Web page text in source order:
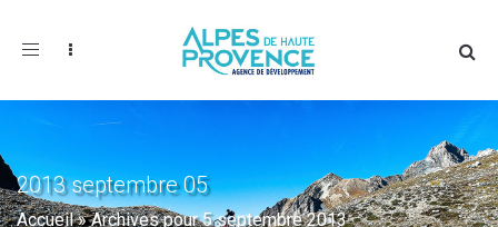
Toggle
2013 septembre 05
Accueil»Archives pour 5 septembre 2013